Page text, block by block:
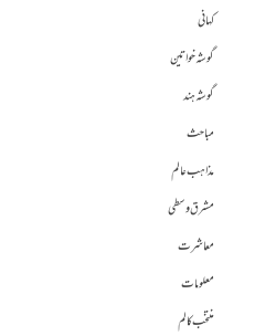
کہانی
گوشہ خواتین
گوشہ ہند
مباحث
مذاہب عالم
مشرق وسطی
معاشرت
معلومات
منتخب کالم